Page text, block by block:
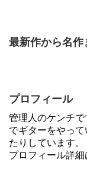
最新作から名作
プロフィール
管理人のケンチ
でギターをやっ
たりしています。
プロフィール詳細